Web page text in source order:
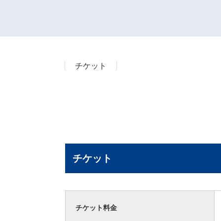
チケット
チケット
チケット料金